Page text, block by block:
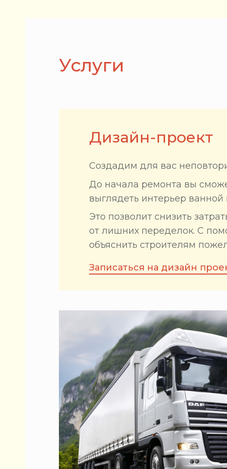
Услуги
Дизайн-проект
Создадим для вас
До начала ремонта вы
выглядеть интерьер ванной
Это позволит снизить
от лишних переделок. С
объяснить строителям
Записаться на дизайн